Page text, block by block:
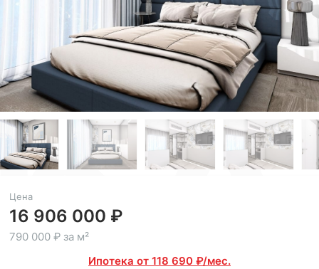
Цена
16 906 000 ₽
790 000 ₽ за м²
Ипотека от 118 690 ₽/мес.